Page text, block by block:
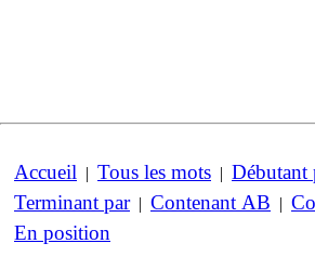
Accueil | Tous les mots | Débutant
Terminant par| Contenant AB |
En position